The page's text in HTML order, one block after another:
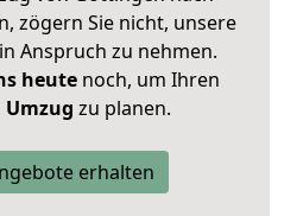
zögern Sie nicht, unsere
Anspruch zu nehmen.
heutenoch, um Ihren
zu planen.
erhalten